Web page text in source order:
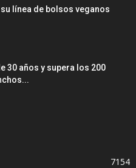
línea de bolsos veganos
30 años y supera los 200
7154